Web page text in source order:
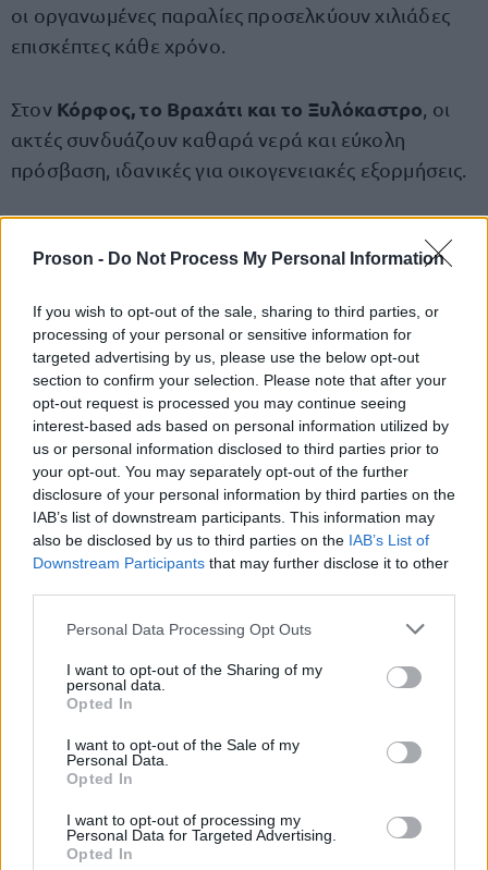
Proson - Do Not Process My Personal Information
If you wish to opt-out of the sale, sharing to third parties, or
processing of your personal or sensitive information for
targeted advertising by us, please use the below opt-out
section to confirm your selection. Please note that after your
opt-out request is processed you may continue seeing
interest-based ads based on personal information utilized by
us or personal information disclosed to third parties prior to
your opt-out. You may separately opt-out of the further
disclosure of your personal information by third parties on the
IAB’s list of downstream participants. This information may
also be disclosed by us to third parties on the IAB’s List of
Downstream Participants that may further disclose it to other
Please note that this website/app uses one or more Google
not limited to your visit or usage behaviour. You may click to
grant or deny consent to Google and its third-party tags to
use your data for below specified purposes in below Google
consent section.
Personal Data Processing Opt Outs
I want to opt-out of the Sharing of my
personal data.
Opted In
I want to opt-out of the Sale of my
Personal Data.
Opted In
I want to opt-out of processing my
Personal Data for Targeted Advertising.
Opted In
οι οργανωμένες παραλίες προσελκύουν χιλιάδες
επισκέπτες κάθε χρόνο.
Στον Κόρφος, το Βραχάτι και το Ξυλόκαστρο , οι
ακτές συνδυάζουν καθαρά νερά και εύκολη
πρόσβαση, ιδανικές για οικογενειακές εξορμήσεις.
Εύβοια και Βοιωτία: Δροσιά δίπλα στην
Αττική
Η Χαλκίδα και οι γύρω περιοχές προσφέρουν
παραλίες όπως το Λευκαντί και οι Αλυκές Δροσιάς,
αγαπημένες επιλογές για γρήγορη απόδραση.
Στην Κάρυστος, οι ακτές συνδυάζουν καθαρά νερά
και πιο ήσυχους ρυθμούς, ενώ η Βοιωτία διατηρεί
επίσης βραβευμένες παραλίες που παραμένουν
λιγότερο κορεσμένες.
Η Αργολίδα προσφέρει μια πιο ολοκληρωμένη
εμπειρία, συνδυάζοντας πολιτισμό και θάλασσα.
Κονδύλι και η Πλάκα ξεχωρίζουν για τα καθαρά
νερά και την οργανωμένη υποδομή τους.
βραβευμένες με Γαλάζια Σημαία